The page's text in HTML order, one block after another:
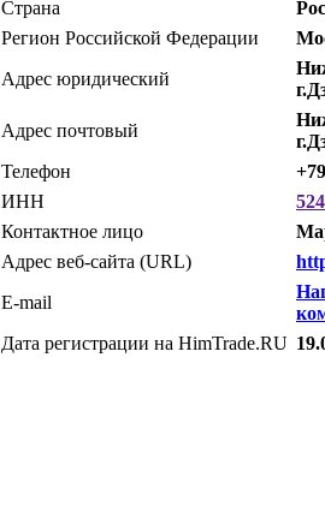
Страна
Регион Российской Федерации
Адрес юридический
Адрес почтовый
Телефон
ИНН
Контактное лицо
Адрес веб-сайта (URL)
E-mail
Дата регистрации на HimTrade.RU